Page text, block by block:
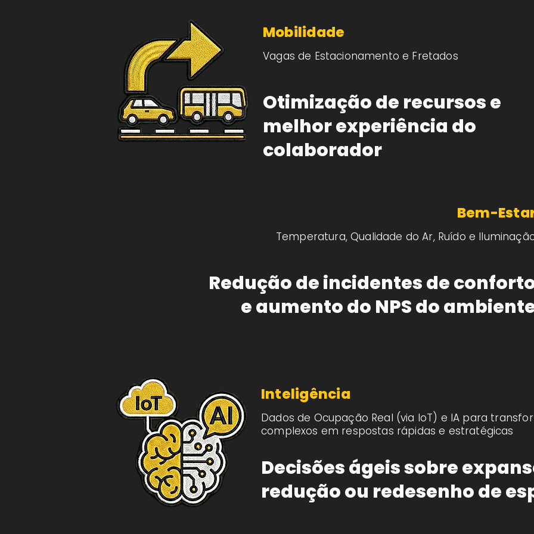
Mobilidade
Vagas de Estacionamento e Fretados
Otimização de recursos e
melhor experiência do
colaborador
Bem-
Temperatura, Qualidade do Ar, Ruído e
Redução de incidentes de
e aumento do NPS do
Inteligência
Dados de Ocupação Real (via IoT) e IA para
complexos em respostas rápidas e estratégicas
Decisões ágeis sobre
redução ou redesenho de